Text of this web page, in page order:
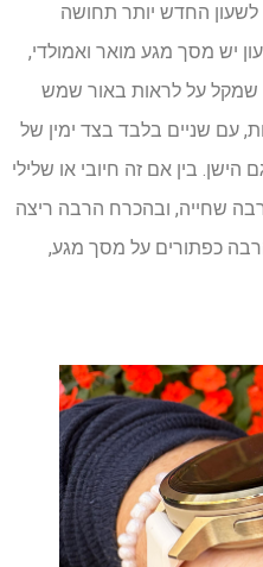
בוונו 3, מעניקה לשעון החדש יותר תחושה
יש מסך מגע מואר ואמולדי,
בהרבה מהנוונו 3, מה שמקל על לראות באור שמש
עם שניים בלבד בצד ימין של
בין אם זה חיובי או שלילי
שחייה, ובהכרח הרבה ריצה
כפתורים על מסך מגע,